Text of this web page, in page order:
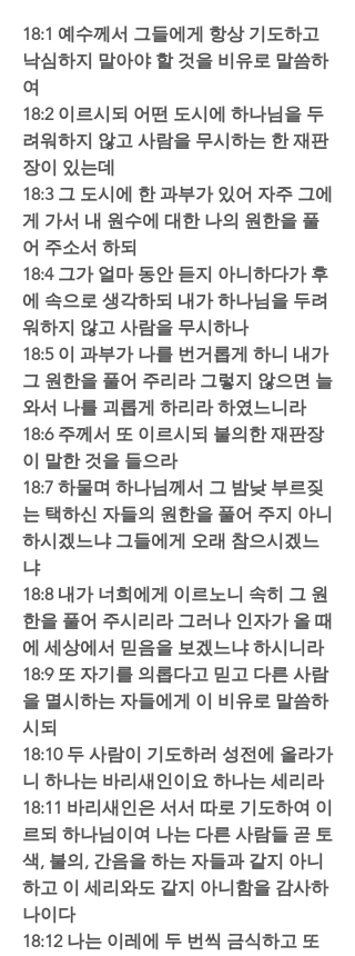
18:1 예수께서 그들에게 항상 기도하고
낙심하지 말아야 할 것을 비유로 말씀하
여
18:2 이르시되 어떤 도시에 하나님을 두
려워하지 않고 사람을 무시하는 한 재판
장이 있는데
18:3 그 도시에 한 과부가 있어 자주 그에
게 가서 내 원수에 대한 나의 원한을 풀
어 주소서 하되
18:4 그가 얼마 동안 듣지 아니하다가 후
에 속으로 생각하되 내가 하나님을 두려
워하지 않고 사람을 무시하나
18:5 이 과부가 나를 번거롭게 하니 내가
그 원한을 풀어 주리라 그렇지 않으면 늘
와서 나를 괴롭게 하리라 하였느니라
18:6 주께서 또 이르시되 불의한 재판장
이 말한 것을 들으라
18:7 하물며 하나님께서 그 밤낮 부르짖
는 택하신 자들의 원한을 풀어 주지 아니
하시겠느냐 그들에게 오래 참으시겠느
냐
18:8 내가 너희에게 이르노니 속히 그 원
한을 풀어 주시리라 그러나 인자가 올 때
에 세상에서 믿음을 보겠느냐 하시니라
18:9 또 자기를 의롭다고 믿고 다른 사람
을 멸시하는 자들에게 이 비유로 말씀하
시되
18:10 두 사람이 기도하러 성전에 올라가
니 하나는 바리새인이요 하나는 세리라
18:11 바리새인은 서서 따로 기도하여 이
르되 하나님이여 나는 다른 사람들 곧 토
색, 불의, 간음을 하는 자들과 같지 아니
하고 이 세리와도 같지 아니함을 감사하
나이다
18:12 나는 이레에 두 번씩 금식하고 또